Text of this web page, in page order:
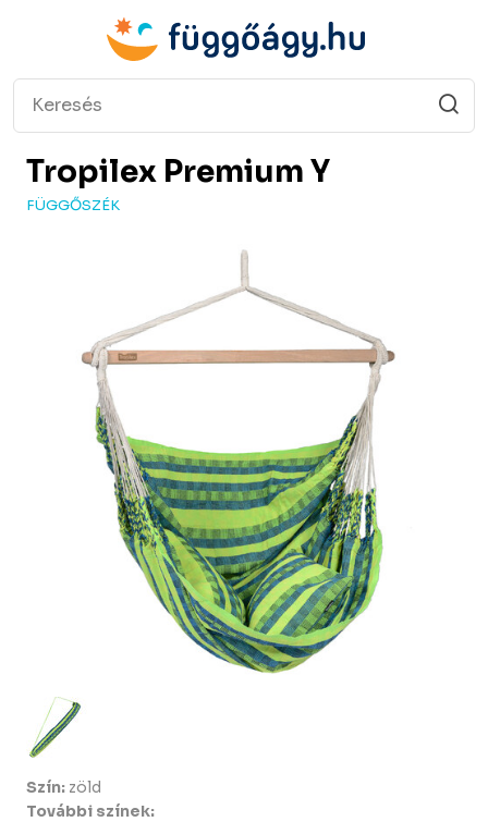
Tropilex Premium Y
FÜGGŐSZÉK
Szín: zöld
További színek: